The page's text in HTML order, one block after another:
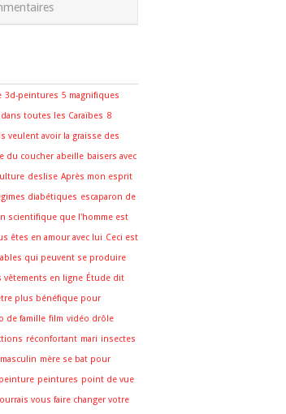
3d-peintures 5 magnifiques
toutes les Caraïbes 8
veulent avoir la graisse des
du coucher abeille baisers avec
deslise Après mon esprit
diabétiques escaparon de
scientifique que l'homme est
êtes en amour avec lui Ceci est
qui peuvent se produire
vêtements en ligne Étude dit
plus bénéfique pour
de famille film vidéo drôle
réconfortant mari insectes
mère se bat pour
peinture peintures point de vue
vous faire changer votre